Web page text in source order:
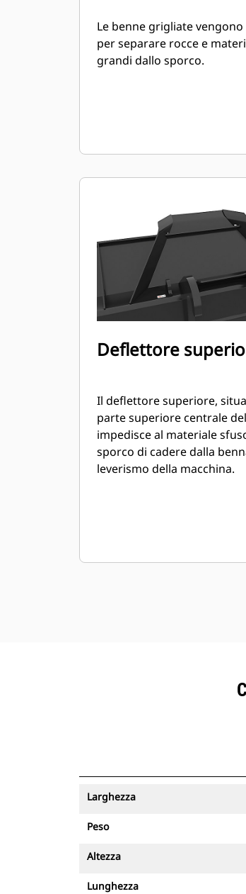
Le benne grigliate
per separare rocce e
grandi dallo sporco.
Deflettore
Il deflettore superiore,
parte superiore centrale
impedisce al materiale
sporco di cadere dalla
leverismo della macchina.
Larghezza
Peso
Altezza
Lunghezza